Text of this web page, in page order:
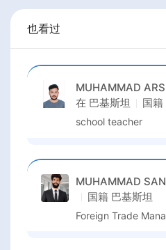
也看过
MUHAMMAD
在 巴基斯坦 国籍
school teacher
MUHAMMAD
国籍 巴基斯坦
Foreign Trade